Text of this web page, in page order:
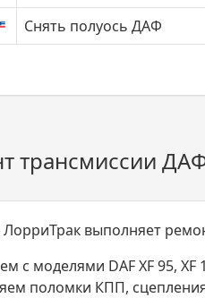
Снять полуось ДАФ
трансмиссии
ЛорриТрак выполняет
с моделями DAF XF 95, XF
поломки КПП,